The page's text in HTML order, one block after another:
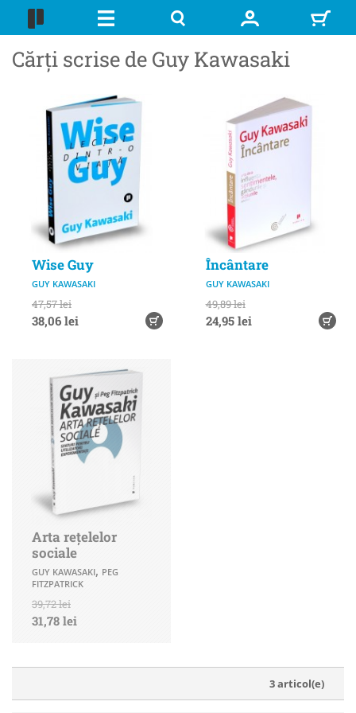
Cărți scrise de Guy Kawasaki
Wise Guy
GUY KAWASAKI
47,57 lei
38,06 lei
Încântare
GUY KAWASAKI
49,89 lei
24,95 lei
Arta rețelelor
sociale
GUY KAWASAKI, PEG
FITZPATRICK
39,72 lei
31,78 lei
3 articol(e)